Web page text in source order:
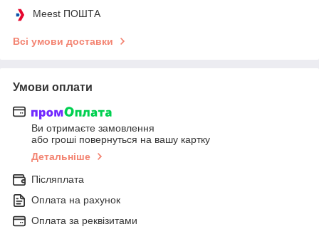
Meest ПОШТА
Всі умови доставки
Умови оплати
Ви отримаєте замовлення
або гроші повернуться на вашу картку
Детальніше
Післяплата
Оплата на рахунок
Оплата за реквізитами